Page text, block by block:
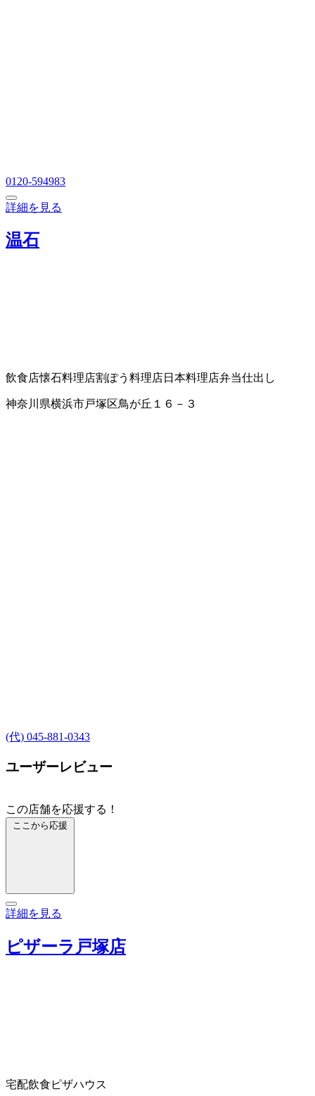
0120-594983
詳細を見る
温石
飲食店懐石料理店割ぽう料理店日本料理店弁当仕出し
神奈川県横浜市戸塚区鳥が丘１６－３
(代) 045-881-0343
ユーザーレビュー
この店舗を応援する！
ここから応援
詳細を見る
ピザーラ戸塚店
宅配飲食 ピザハウス